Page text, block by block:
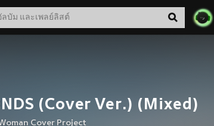
(Cover Ver.) (Mixed)
Cover Project